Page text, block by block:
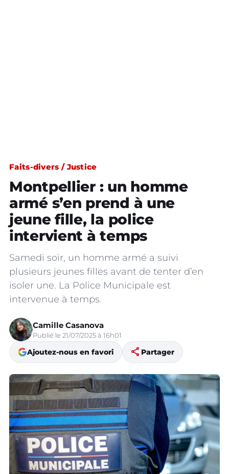
Faits-divers / Justice
Montpellier : un homme
armé s’en prend à une
jeune fille, la police
intervient à temps
Samedi soir, un homme armé a suivi
plusieurs jeunes filles avant de tenter d’en
isoler une. La Police Municipale est
intervenue à temps.
Camille Casanova
Publié le 21/07/2025 à 16h01
Ajoutez-nous en favori share Partager